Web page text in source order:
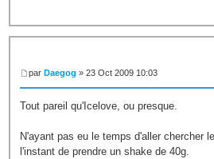
parDaegog » 23 Oct 2009 10:03
Tout pareil qu'Icelove, ou presque.
N'ayant pas eu le temps d'aller chercher
l'instant de prendre un shake de 40g.